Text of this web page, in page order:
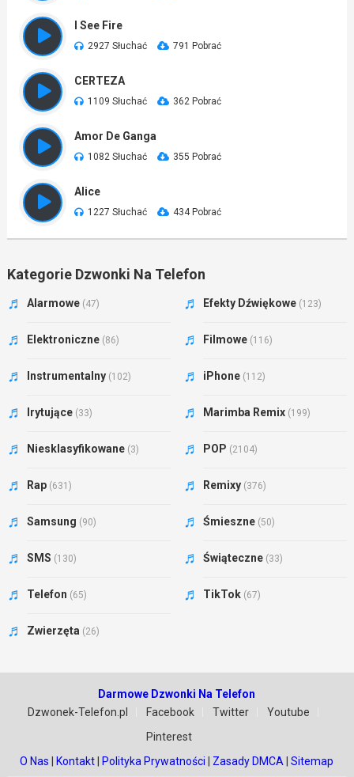
I See Fire
2927 Słuchać 791 Pobrać
CERTEZA
1109 Słuchać 362 Pobrać
Amor De Ganga
1082 Słuchać 355 Pobrać
Alice
1227 Słuchać 434 Pobrać
Kategorie Dzwonki Na Telefon
Alarmowe (47) Efekty Dźwiękowe (123)
Elektroniczne (86) Filmowe (116)
Instrumentalny (102) iPhone (112)
Irytujące (33) Marimba Remix (199)
Niesklasyfikowane (3) POP (2104)
Rap (631) Remixy (376)
Samsung (90) Śmieszne (50)
SMS (130) Świąteczne (33)
Telefon (65) TikTok (67)
Zwierzęta (26)
Darmowe Dzwonki Na Telefon
Dzwonek-Telefon.pl
Facebook Twitter
Youtube
Pinterest
O Nas
Kontakt Polityka Prywatności Zasady DMCA |Sitemap